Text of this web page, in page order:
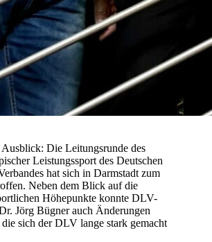
Die Leitungsrunde des
Leistungssport des Deutschen
hat sich in Darmstadt zum
Neben dem Blick auf die
Höhepunkte konnte DLV-
Jörg Bügner auch Änderungen
sich der DLV lange stark gemacht